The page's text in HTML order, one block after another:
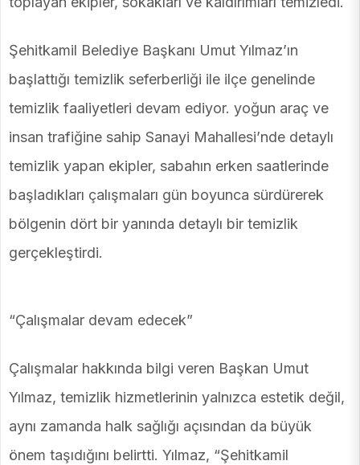
Şehitkamil Belediye Başkanı Umut Yılmaz’ın
başlattığı temizlik seferberliği ile ilçe genelinde
temizlik faaliyetleri devam ediyor. yoğun araç ve
insan trafiğine sahip Sanayi Mahallesi’nde detaylı
temizlik yapan ekipler, sabahın erken saatlerinde
başladıkları çalışmaları gün boyunca sürdürerek
bölgenin dört bir yanında detaylı bir temizlik
gerçekleştirdi.
“Çalışmalar devam edecek”
Çalışmalar hakkında bilgi veren Başkan Umut
Yılmaz, temizlik hizmetlerinin yalnızca estetik değil,
aynı zamanda halk sağlığı açısından da büyük
önem taşıdığını belirtti. Yılmaz, “Şehitkamil